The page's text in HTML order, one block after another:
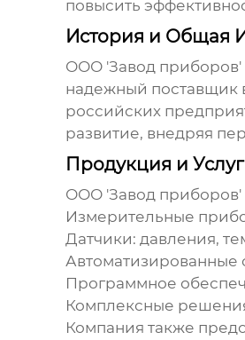
повысить
История и Общая
ООО 'Завод приборов'
надежный поставщик
российских
развитие, внедряя
Продукция и
ООО 'Завод приборов'
Измерительные
Датчики: давления,
Автоматизированные
Программное
Комплексные
Компания также